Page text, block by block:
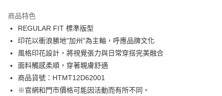
街口支付
悠遊付
Google Pay
貨到付款
商品特色
REGULAR FIT 標準版型
印花以衝浪勝地"加州"為主軸，呼應品牌文化
風格印花設計，將視覺張力與日常穿搭完美融合
面料觸感柔順，穿著親膚舒適
商品貨號：HTMT12D62001
※官網和門市價格可能因活動而有所不同。